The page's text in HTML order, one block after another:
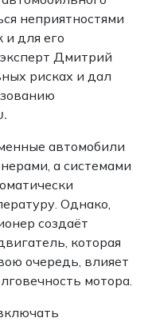
неприятностями
и для его
Дмитрий
рисках и дал
автомобили
а системами
Однако,
создаёт
которая
очередь, влияет
мотора.